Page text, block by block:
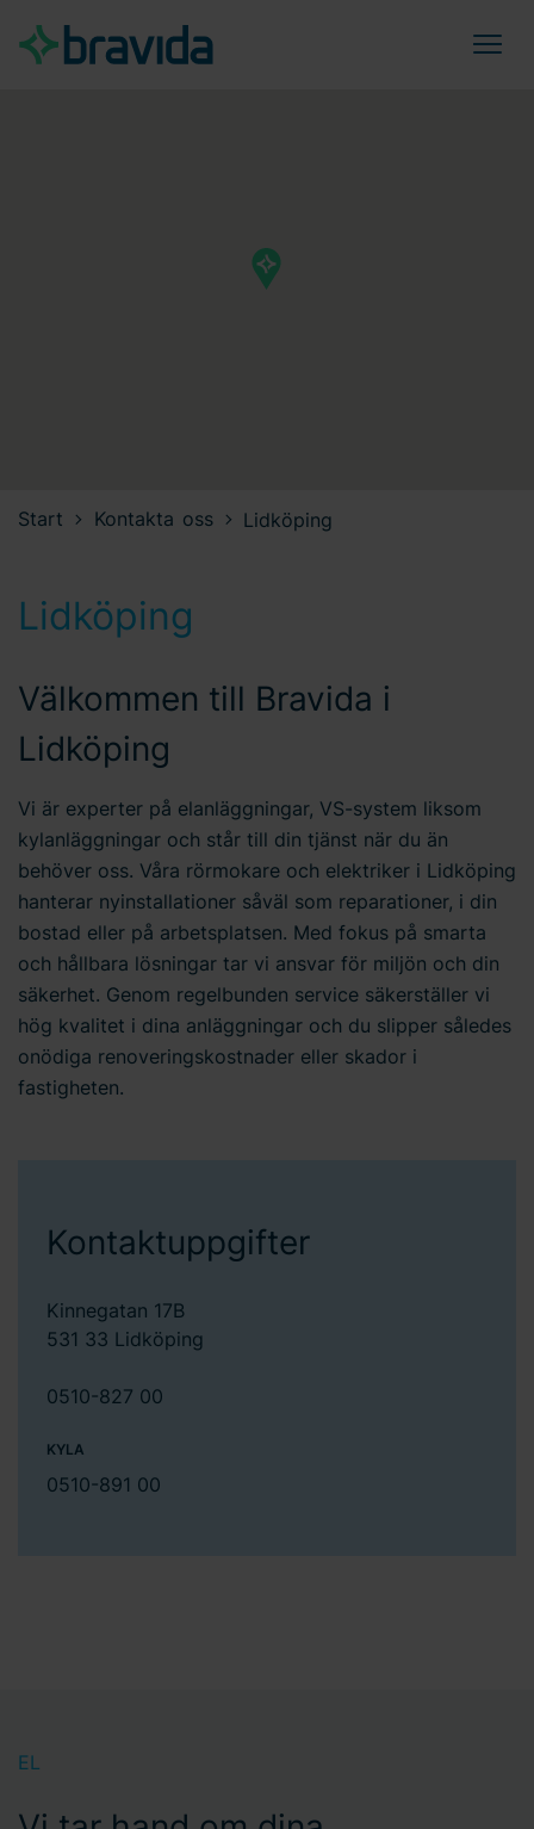
Start Kontakta oss Lidköping
Kontaktuppgifter
Kinnegatan 17B
531 33 Lidköping
0510-827 00
KYLA
0510-891 00
Lidköping
Välkommen till Bravida i
Lidköping
Vi är experter på elanläggningar, VS-system liksom
kylanläggningar och står till din tjänst när du än
behöver oss. Våra rörmokare och elektriker i Lidköping
hanterar nyinstallationer såväl som reparationer, i din
bostad eller på arbetsplatsen. Med fokus på smarta
och hållbara lösningar tar vi ansvar för miljön och din
säkerhet. Genom regelbunden service säkerställer vi
hög kvalitet i dina anläggningar och du slipper således
onödiga renoveringskostnader eller skador i
fastigheten.
EL